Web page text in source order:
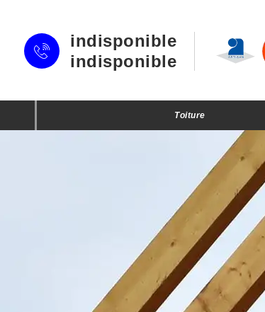
indisponible
indisponible
Toiture